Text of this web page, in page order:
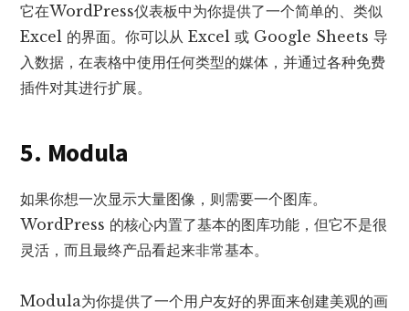
它在WordPress仪表板中为你提供了一个简单的、类似
Excel 的界面。你可以从 Excel 或 Google Sheets 导
入数据，在表格​​中使用任何类型的媒体，并通过各种免费
插件对其进行扩展。
5. Modula
如果你想一次显示大量图像，则需要一个图库。
WordPress 的核心内置了基本的图库功能，但它不是很
灵活，而且最终产品看起来非常基本。
Modula为你提供了一个用户友好的界面来创建美观的画